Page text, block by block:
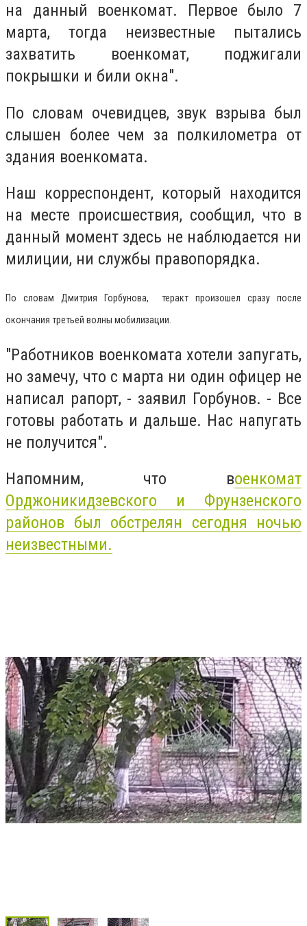
на данный военкомат. Первое было 7
марта, тогда неизвестные пытались
захватить военкомат, поджигали
покрышки и били окна".
По словам очевидцев, звук взрыва был
слышен более чем за полкилометра от
здания военкомата.
Наш корреспондент, который находится
на месте происшествия, сообщил, что в
данный момент здесь не наблюдается ни
милиции, ни службы правопорядка.
По словам Дмитрия Горбунова, теракт произошел сразу после
окончания третьей волны мобилизации.
"Работников военкомата хотели запугать,
но замечу, что с марта ни один офицер не
написал рапорт, - заявил Горбунов. - Все
готовы работать и дальше. Нас напугать
не получится".
Напомним, что военкомат
Орджоникидзевского и Фрунзенского
районов был обстрелян сегодня ночью
неизвестными.